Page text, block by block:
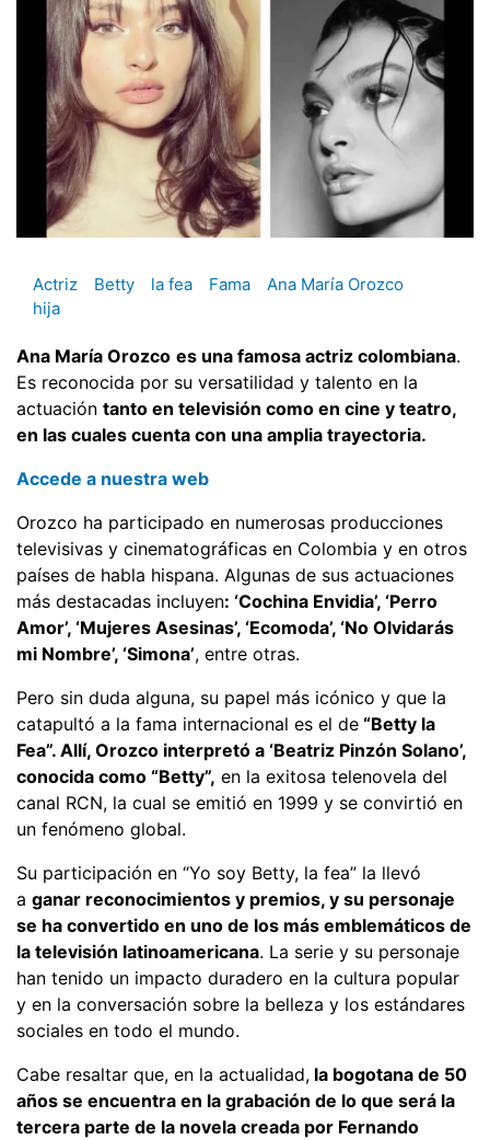
Actriz Betty la fea Fama
Ana María Orozco
hija
Ana María Orozco es una famosa actriz colombiana.
Es reconocida por su versatilidad y talento en la
actuación tanto en televisión como en cine y teatro,
en las cuales cuenta con una amplia trayectoria.
Accede a nuestra web
Orozco ha participado en numerosas producciones
televisivas y cinematográficas en Colombia y en otros
países de habla hispana. Algunas de sus actuaciones
más destacadas incluyen: ‘Cochina Envidia’, ‘Perro
Amor’, ‘Mujeres Asesinas’, ‘Ecomoda’, ‘No Olvidarás
mi Nombre’, ‘Simona’, entre otras.
Pero sin duda alguna, su papel más icónico y que la
catapultó a la fama internacional es el de “Betty la
Fea”. Allí, Orozco interpretó a ‘Beatriz Pinzón Solano’,
conocida como “Betty”, en la exitosa telenovela del
canal RCN, la cual se emitió en 1999 y se convirtió en
un fenómeno global.
Su participación en “Yo soy Betty, la fea” la llevó
a ganar reconocimientos y premios, y su personaje
se ha convertido en uno de los más emblemáticos de
la televisión latinoamericana. La serie y su personaje
han tenido un impacto duradero en la cultura popular
y en la conversación sobre la belleza y los estándares
sociales en todo el mundo.
Cabe resaltar que, en la actualidad, la bogotana de 50
años se encuentra en la grabación de lo que será la
tercera parte de la novela creada por Fernando